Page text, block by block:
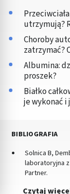
utrzymują?
Choroby
zatrzymać?
Albumina:
proszek?
Białko
je wykonać
BIBLIOGRAFIA
Solnica B,
laboratoryjna
Partner.
Czytaj